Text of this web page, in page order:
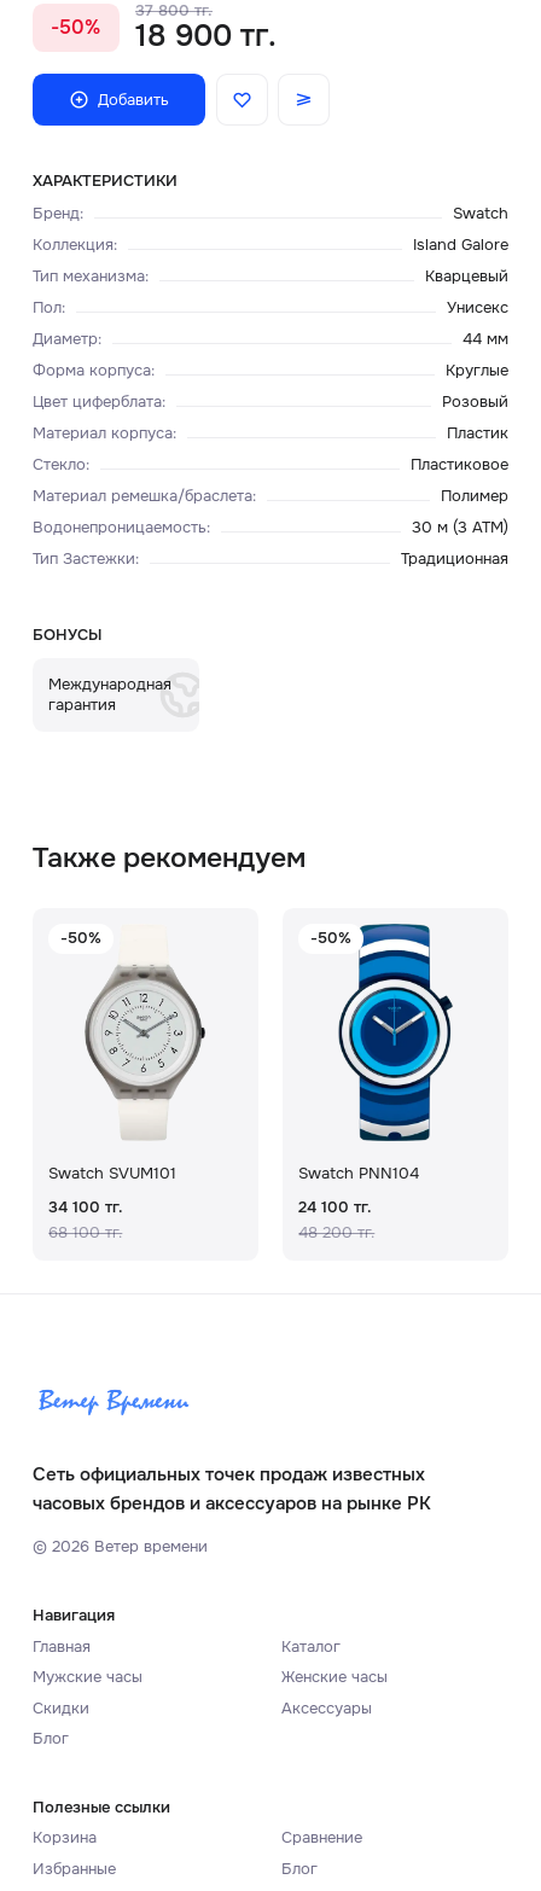
-50%
37 800 тг.
18 900 тг.
Добавить
ХАРАКТЕРИСТИКИ
Бренд:
Swatch
Коллекция:
Island Galore
Тип механизма:
Кварцевый
Пол:
Унисекс
Диаметр:
44 мм
Форма корпуса:
Круглые
Цвет циферблата:
Розовый
Материал корпуса:
Пластик
Стекло:
Пластиковое
Материал ремешка/браслета:
Полимер
Водонепроницаемость:
30 м (3 ATM)
Тип Застежки: Традиционная
БОНУСЫ
Международная
гарантия
Также рекомендуем
-50%
Swatch SVUM101
34 100 тг.
68 100 тг.
-50%
Swatch PNN104
24 100 тг.
48 200 тг.
Сеть официальных точек продаж известных
часовых брендов и аксессуаров на рынке РК
© 2026Ветер времени
Навигация
Главная
Каталог
Мужские часы
Женские часы
Скидки
Аксессуары
Блог
Полезные ссылки
Корзина
Сравнение
Избранные
Блог
Доставка и оплата
Блог